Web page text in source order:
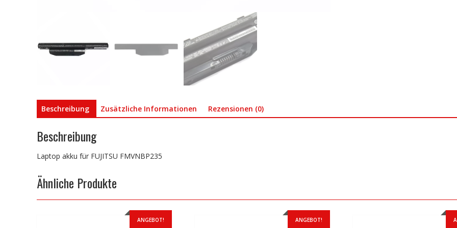
Beschreibung Zusätzliche Informationen Rezensionen (0)
Beschreibung
Laptop akku für FUJITSU FMVNBP235
Ähnliche Produkte
ANGEBOT! ANGEBOT!